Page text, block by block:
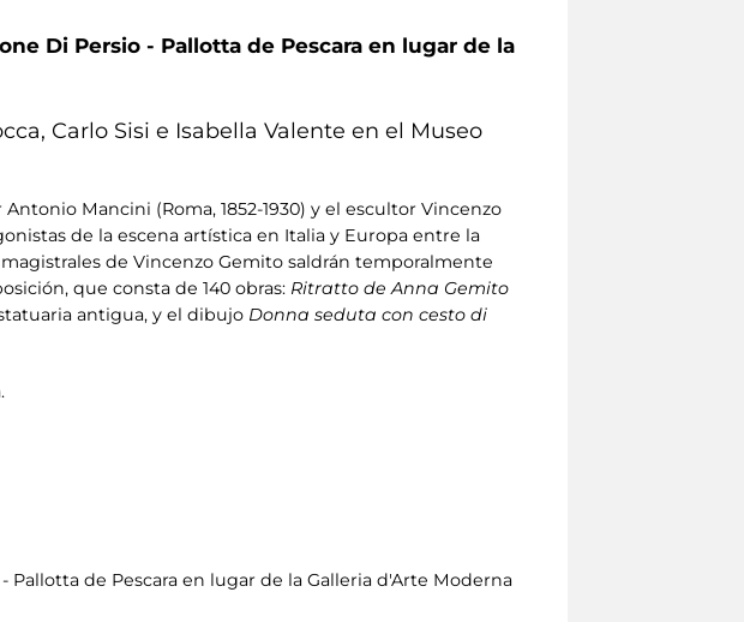
Di Persio - Pallotta de Pescara en lugar de la
Carlo Sisi e Isabella Valente en el Museo
Mancini (Roma, 1852-1930) y el escultor Vincenzo
de la escena artística en Italia y Europa entre la
de Vincenzo Gemito saldrán temporalmente
que consta de 140 obras: Ritratto de Anna Gemito
antigua, y el dibujo Donna seduta con cesto di
de Pescara en lugar de la Galleria d'Arte Moderna